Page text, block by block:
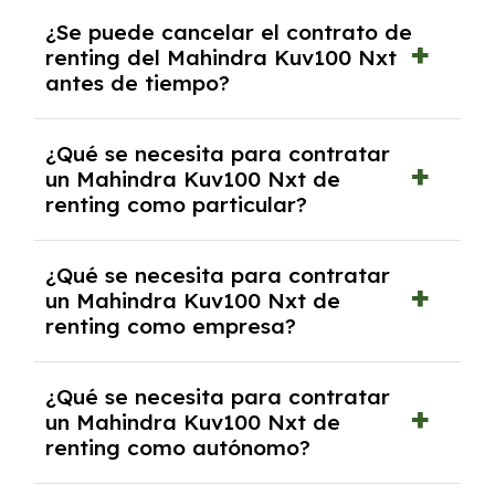
tendrás que pagar ningún tipo de entrada
salvo en casos que lo exija el proveedor
debido al resultado del estudio de viabilidad
económica.
¿Se puede cancelar el contrato de
renting del Mahindra Kuv100 Nxt
antes de tiempo?
pero puede haber penalizaciones por
cancelación anticipada. Es importante revisar
las condiciones del contrato y hablar con un
experto que te asesore.
¿Qué se necesita para contratar
un Mahindra Kuv100 Nxt de
renting como particular?
y, en algunos casos, una consulta de solvencia
crediticia y un pago inicial.
¿Qué se necesita para contratar
un Mahindra Kuv100 Nxt de
renting como empresa?
documentación financiera y, en algunos
casos, un informe de solvencia de la empresa
y un pago inicial.
¿Qué se necesita para contratar
un Mahindra Kuv100 Nxt de
renting como autónomo?